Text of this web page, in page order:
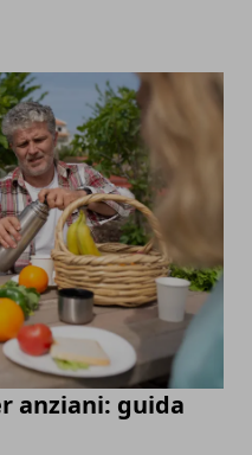
anziani: guida